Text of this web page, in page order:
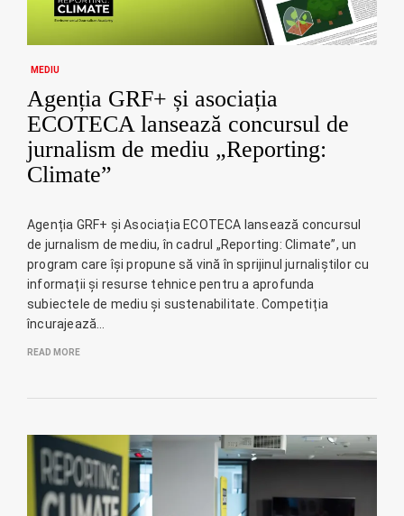
MEDIU
Agenția GRF+ și asociația
ECOTECA lansează concursul de
jurnalism de mediu „Reporting:
Climate”
Agenția GRF+ și Asociația ECOTECA lansează concursul
de jurnalism de mediu, în cadrul „Reporting: Climate”, un
program care își propune să vină în sprijinul jurnaliștilor cu
informații și resurse tehnice pentru a aprofunda
subiectele de mediu și sustenabilitate. Competiția
încurajează…
READ MORE